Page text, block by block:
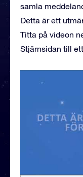
samla
Detta är ett
Titta på videon
Stjärnsidan till